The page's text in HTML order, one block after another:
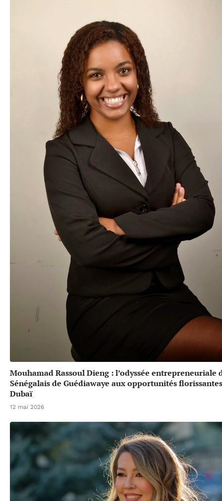
Mouhamad Rassoul Dieng : l’odyssée entrepreneuriale
Sénégalais de Guédiawaye aux opportunités
Dubaï
12 mai 2026